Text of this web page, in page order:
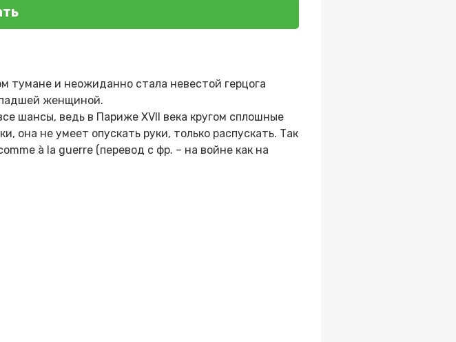
тумане и неожиданно стала невестой герцога
падшей женщиной.
шансы, ведь в Париже XVII века кругом сплошные
она не умеет опускать руки, только распускать. Так
à la guerre (перевод с фр. – на войне как на